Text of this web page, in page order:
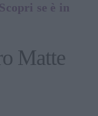
Scopri se è in
Matte